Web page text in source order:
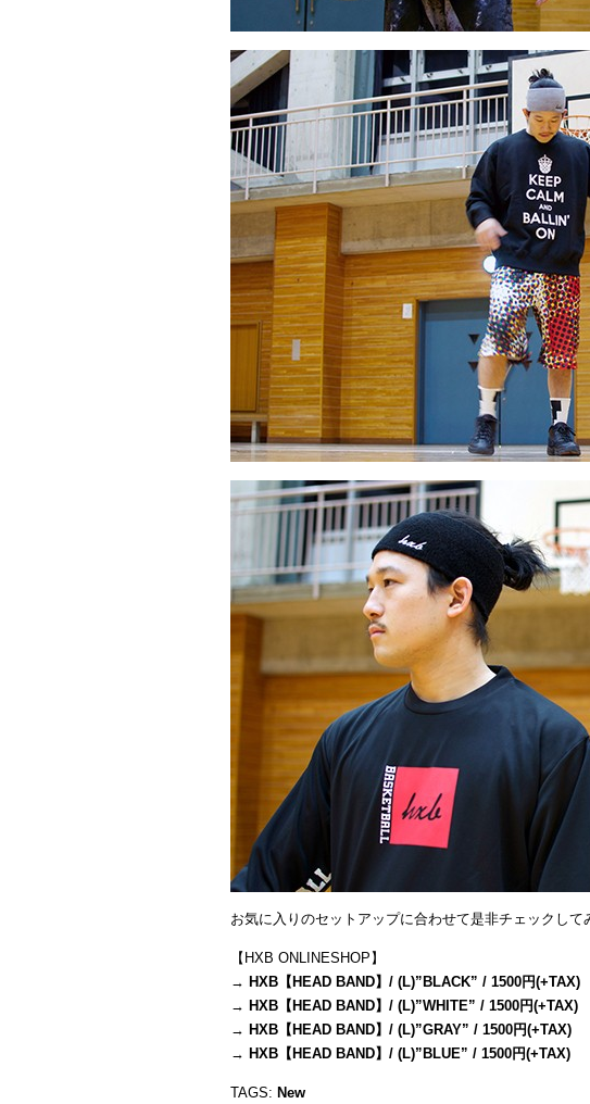
お気に入りのセットアップに合わせて是非チェックして
【HXB ONLINESHOP】
→ HXB【HEAD BAND】/ (L)”BLACK” / 1500円(+TAX)
→ HXB【HEAD BAND】/ (L)”WHITE” / 1500円(+TAX)
→ HXB【HEAD BAND】/ (L)”GRAY” / 1500円(+TAX)
→ HXB【HEAD BAND】/ (L)”BLUE” / 1500円(+TAX)
TAGS: New